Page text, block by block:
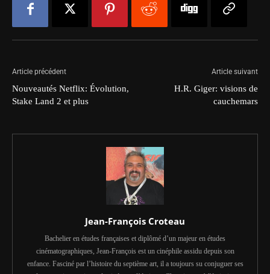
Article précédent
Nouveautés Netflix: Évolution,
Stake Land 2 et plus
Article suivant
H.R. Giger: visions de
cauchemars
Jean-François Croteau
Bachelier en études françaises et diplômé d’un majeur en études
cinématographiques, Jean-François est un cinéphile assidu depuis son
enfance. Fasciné par l’histoire du septième art, il a toujours su conjuguer ses